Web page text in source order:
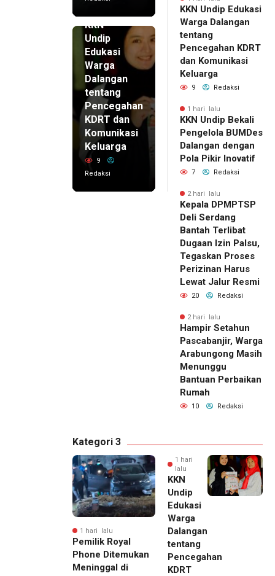
KKN
Undip
Edukasi
Warga
Dalangan
tentang
Pencegahan
KDRT dan
Komunikasi
Keluarga
9
Redaksi
KKN Undip Edukasi
Warga Dalangan
tentang
Pencegahan KDRT
dan Komunikasi
Keluarga
9 Redaksi
1 hari lalu
KKN Undip Bekali
Pengelola BUMDes
Dalangan dengan
Pola Pikir Inovatif
7 Redaksi
2 hari lalu
Kepala DPMPTSP
Deli Serdang
Bantah Terlibat
Dugaan Izin Palsu,
Tegaskan Proses
Perizinan Harus
Lewat Jalur Resmi
20 Redaksi
2 hari lalu
Hampir Setahun
Pascabanjir, Warga
Arabungong Masih
Menunggu
Bantuan Perbaikan
Rumah
10 Redaksi
Kategori 3
1 hari lalu
Pemilik Royal
Phone Ditemukan
Meninggal di
1 hari
lalu
KKN
Undip
Edukasi
Warga
Dalangan
tentang
Pencegahan
KDRT